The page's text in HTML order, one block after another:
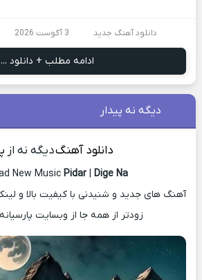
دانلود آهنگ جدید 3 آگوست 2026
ادامه مطلب + دانلود ...
دیگه نه پیدار
دانلود آهنگدیگه نه از
New Music Pidar Dige Na
آهنگ های جدید و شنیدنی با کیفیت بالا و
زودتر از همه جا از وبسایت